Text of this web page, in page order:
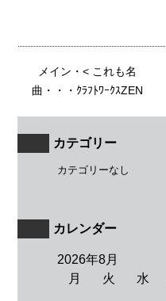
メイン ・< これも名
曲・・・ｸﾗﾌﾄﾜｰｸｽZEN
カテゴリー
カテゴリーなし
カレンダー
2026年8月
月
火 水